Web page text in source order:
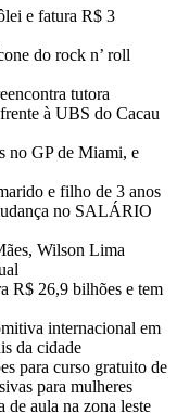
e fatura R$ 3
do rock n’ roll
tutora
à UBS do Cacau
no GP de Miami, e
e filho de 3 anos
no SALÁRIO
Wilson Lima
R$ 26,9 bilhões e tem
internacional em
da cidade
para curso gratuito de
para mulheres
de aula na zona leste